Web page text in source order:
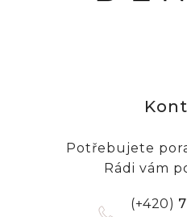
Potřebujete
Rádi vám
(+420)